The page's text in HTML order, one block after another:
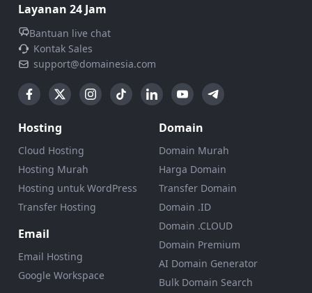
Layanan 24 Jam
Bantuan live chat
Kontak Sales
support@domainesia.com
Hosting
Cloud Hosting
Hosting Murah
Hosting untuk WordPress
Transfer Hosting
Email
Email Hosting
Google Workspace
Domain
Domain Murah
Harga Domain
Transfer Domain
Domain .ID
Domain .CLOUD
Domain Premium
AI Domain Generator
Bulk Domain Search